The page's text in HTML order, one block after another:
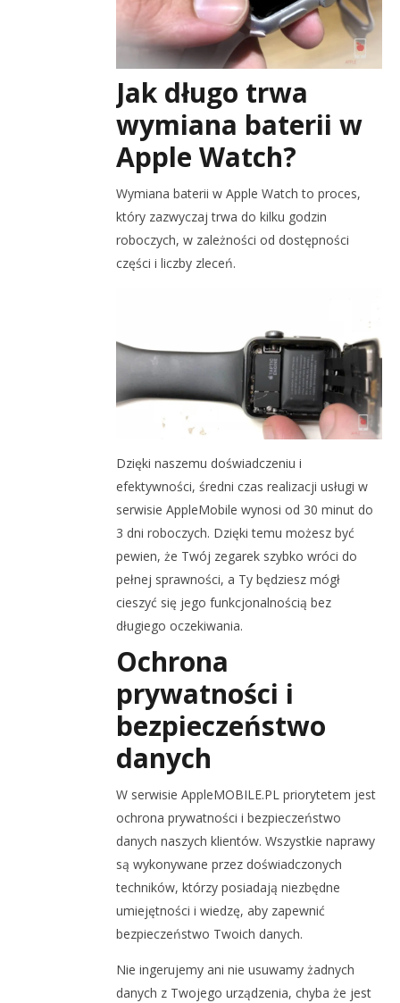
Jak długo trwa
wymiana baterii w
Apple Watch?
Wymiana baterii w Apple Watch to proces,
który zazwyczaj trwa do kilku godzin
roboczych, w zależności od dostępności
części i liczby zleceń.
Dzięki naszemu doświadczeniu i
efektywności, średni czas realizacji usługi w
serwisie AppleMobile wynosi od 30 minut do
3 dni roboczych. Dzięki temu możesz być
pewien, że Twój zegarek szybko wróci do
pełnej sprawności, a Ty będziesz mógł
cieszyć się jego funkcjonalnością bez
długiego oczekiwania.
Ochrona
prywatności i
bezpieczeństwo
danych
W serwisie AppleMOBILE.PL priorytetem jest
ochrona prywatności i bezpieczeństwo
danych naszych klientów. Wszystkie naprawy
są wykonywane przez doświadczonych
techników, którzy posiadają niezbędne
umiejętności i wiedzę, aby zapewnić
bezpieczeństwo Twoich danych.
Nie ingerujemy ani nie usuwamy żadnych
danych z Twojego urządzenia, chyba że jest